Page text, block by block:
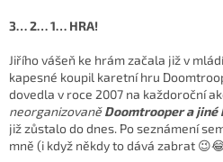
3… 2… 1… HRA!
Jiřího vášeň ke hrám začala již v
kapesné koupil karetní hru
dovedla v roce 2007 na každoroční
neorganizovaněDoomtrooper a jiné
již zůstalo do dnes. Po seznámení
mně (i když někdy to dává zabrat